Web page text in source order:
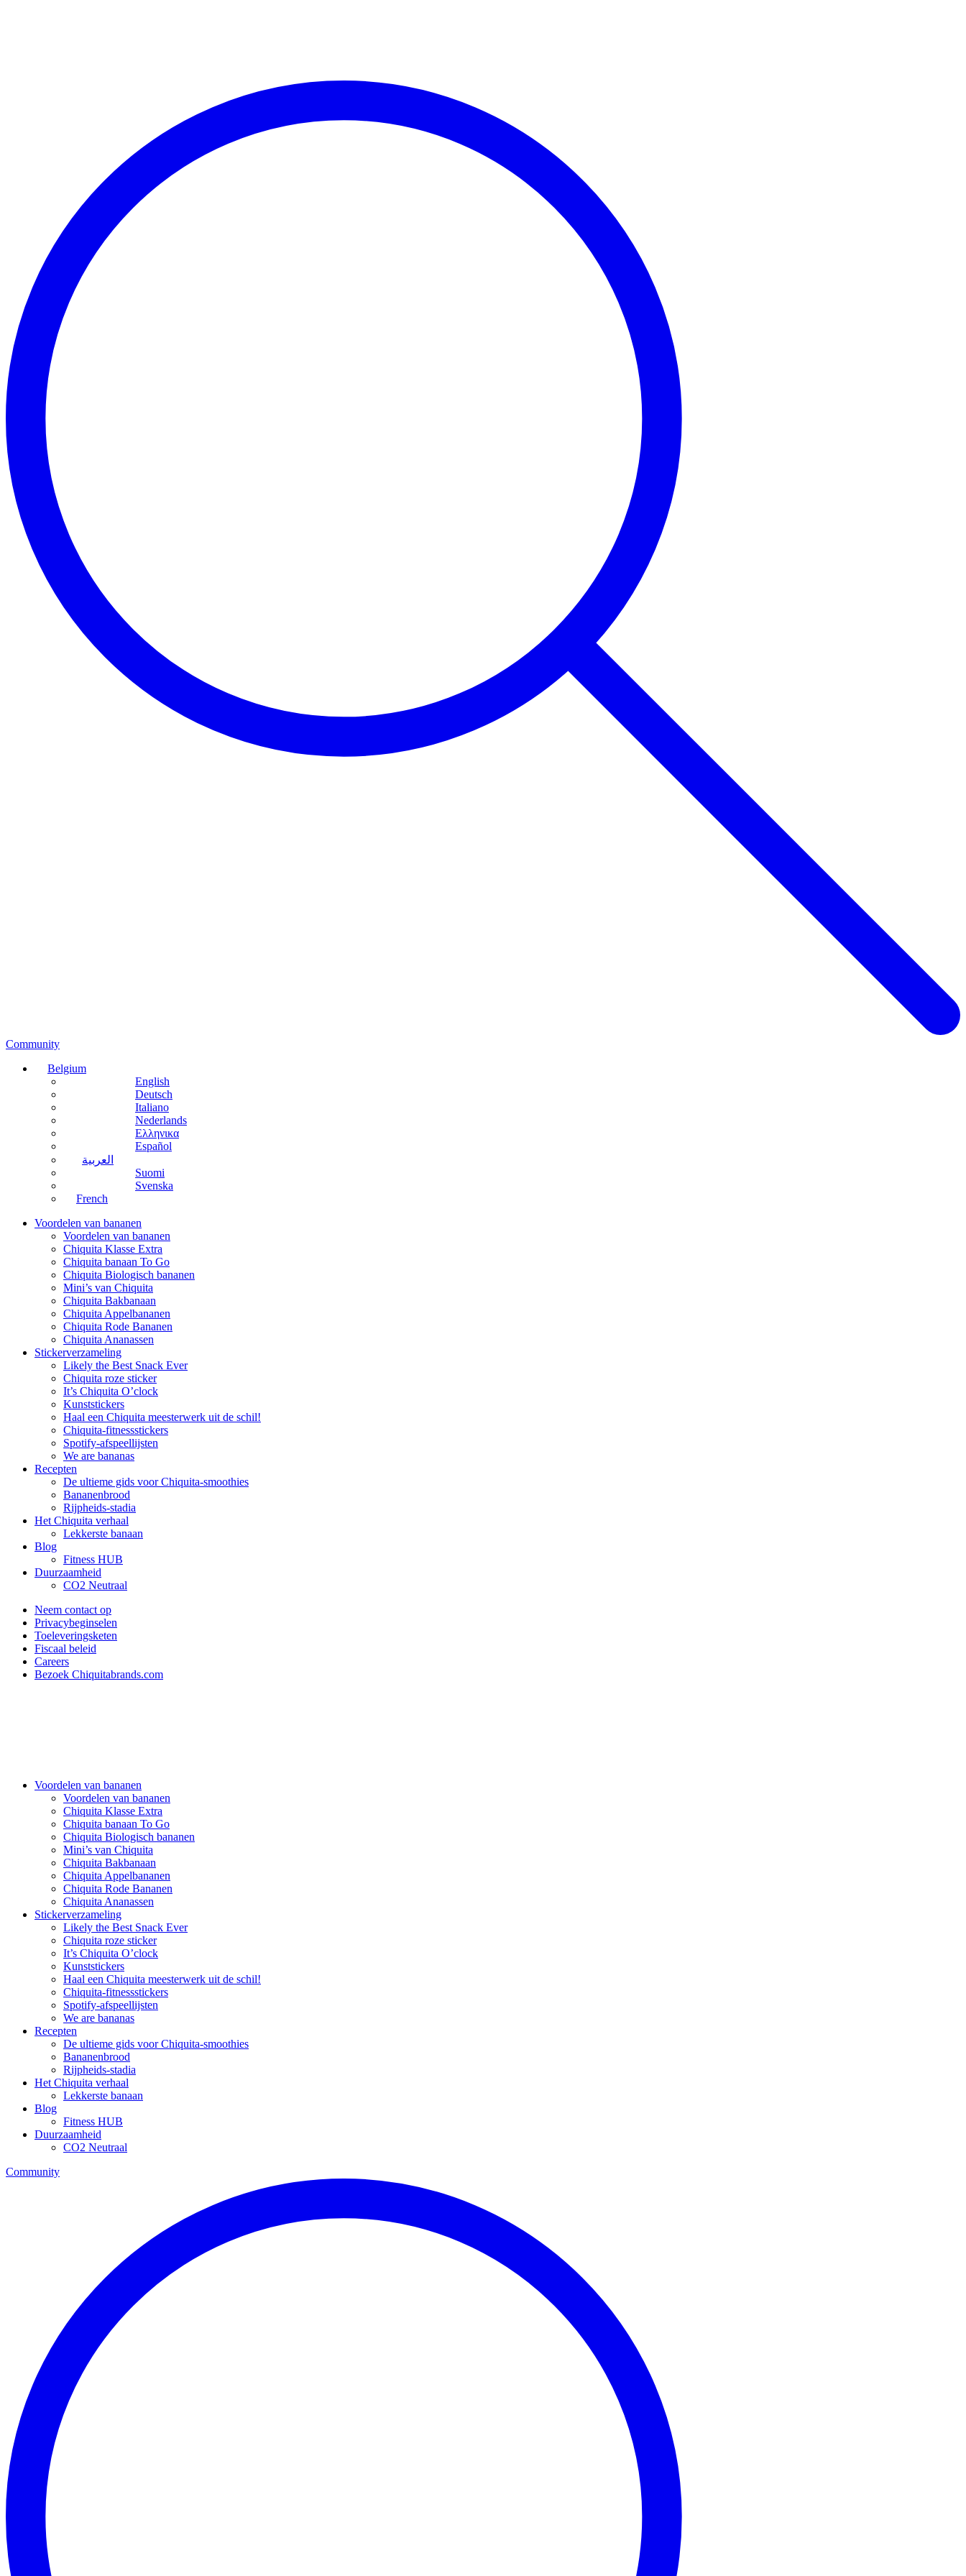
Community
Belgium
English
Deutsch
Italiano
Nederlands
Ελληνικα
Español
العربية
Suomi
Svenska
French
Voordelen van bananen
Voordelen van bananen
Chiquita Klasse Extra
Chiquita banaan To Go
Chiquita Biologisch bananen
Mini’s van Chiquita
Chiquita Bakbanaan
Chiquita Appelbananen
Chiquita Rode Bananen
Chiquita Ananassen
Stickerverzameling
Likely the Best Snack Ever
Chiquita roze sticker
It’s Chiquita O’clock
Kunststickers
Haal een Chiquita meesterwerk uit de schil!
Chiquita-fitnessstickers
Spotify-afspeellijsten
We are bananas
Recepten
De ultieme gids voor Chiquita-smoothies
Bananenbrood
Rijpheids-stadia
Het Chiquita verhaal
Lekkerste banaan
Blog
Fitness HUB
Duurzaamheid
CO2 Neutraal
Neem contact op
Privacybeginselen
Toeleveringsketen
Fiscaal beleid
Careers
Bezoek Chiquitabrands.com
Voordelen van bananen
Voordelen van bananen
Chiquita Klasse Extra
Chiquita banaan To Go
Chiquita Biologisch bananen
Mini’s van Chiquita
Chiquita Bakbanaan
Chiquita Appelbananen
Chiquita Rode Bananen
Chiquita Ananassen
Stickerverzameling
Likely the Best Snack Ever
Chiquita roze sticker
It’s Chiquita O’clock
Kunststickers
Haal een Chiquita meesterwerk uit de schil!
Chiquita-fitnessstickers
Spotify-afspeellijsten
We are bananas
Recepten
De ultieme gids voor Chiquita-smoothies
Bananenbrood
Rijpheids-stadia
Het Chiquita verhaal
Lekkerste banaan
Blog
Fitness HUB
Duurzaamheid
CO2 Neutraal
Community